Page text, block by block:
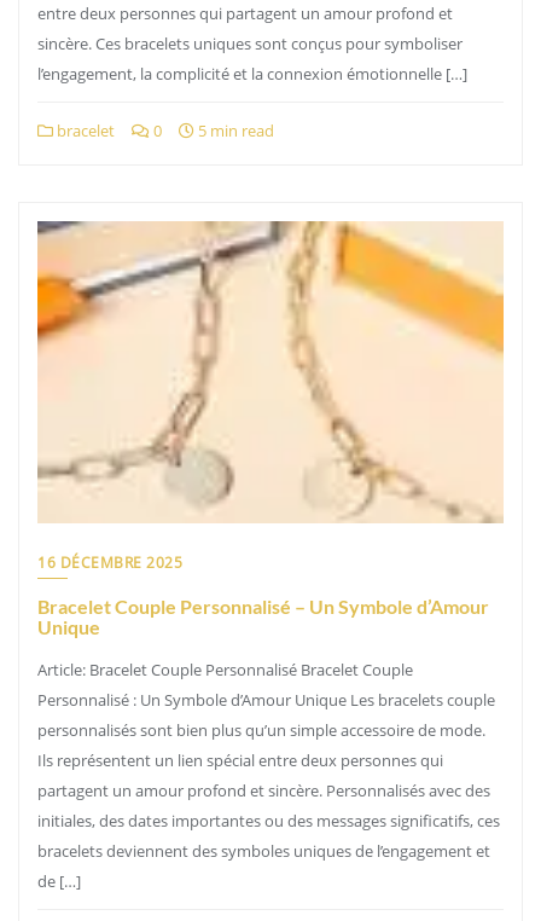
entre deux personnes qui partagent un amour profond et
sincère. Ces bracelets uniques sont conçus pour symboliser
l’engagement, la complicité et la connexion émotionnelle […]
bracelet 0 5 min read
16 DÉCEMBRE 2025
Bracelet Couple Personnalisé – Un Symbole d’Amour
Unique
Article: Bracelet Couple Personnalisé Bracelet Couple
Personnalisé : Un Symbole d’Amour Unique Les bracelets couple
personnalisés sont bien plus qu’un simple accessoire de mode.
Ils représentent un lien spécial entre deux personnes qui
partagent un amour profond et sincère. Personnalisés avec des
initiales, des dates importantes ou des messages significatifs, ces
bracelets deviennent des symboles uniques de l’engagement et
de […]